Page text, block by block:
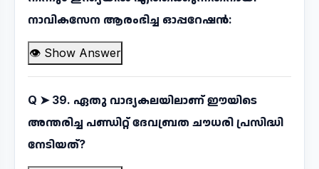
നാവികസേന ആരംഭിച്ച ഓപ്പറേഷൻ:
👁 Show Answer
Q ➤ 39. ഏതു വാദ്യകലയിലാണ് ഈയിടെ
അന്തരിച്ച പണ്ഡിറ്റ് ദേവബ്രത ചൗധരി പ്രസിദ്ധി
നേടിയത്?